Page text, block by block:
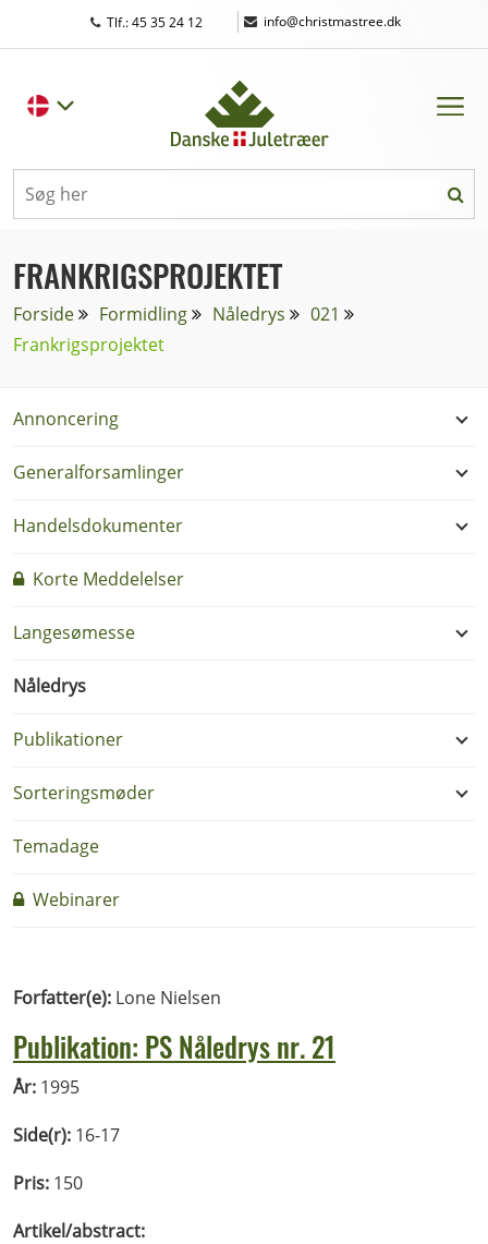
Tlf.: 45 35 24 12 | info@christmastree.dk
FRANKRIGSPROJEKTET
Forside Formidling Nåledrys
021
Frankrigsprojektet
Annoncering
Generalforsamlinger
Handelsdokumenter
Korte Meddelelser
Langesømesse
Nåledrys
Publikationer
Sorteringsmøder
Temadage
Webinarer
Forfatter(e): Lone Nielsen
Publikation: PS Nåledrys nr. 21
År: 1995
Side(r): 16-17
Pris: 150
Artikel/abstract: